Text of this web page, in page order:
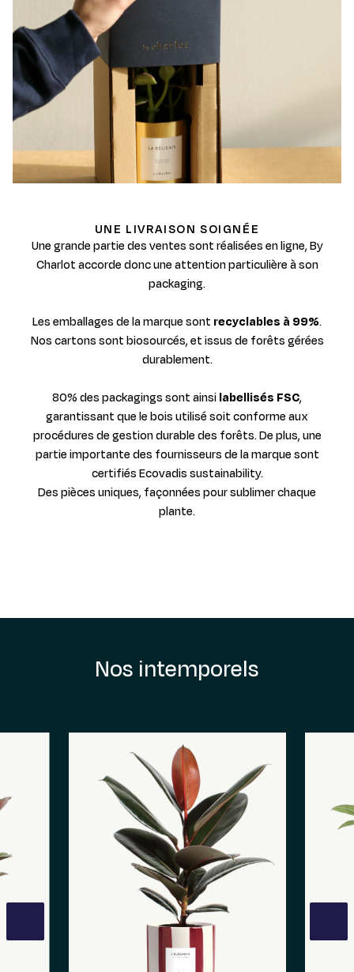
UNE LIVRAISON SOIGNÉE
Une grande partie des ventes sont réalisées en ligne, By
Charlot accorde donc une attention particulière à son
packaging.
Les emballages de la marque sont recyclables à 99%.
Nos cartons sont biosourcés, et issus de forêts gérées
durablement.
80% des packagings sont ainsilabellisés FSC,
garantissant que le bois utilisé soit conforme aux
procédures de gestion durable des forêts. De plus, une
partie importante des fournisseurs de la marque sont
certifiés Ecovadis sustainability.
Des pièces uniques, façonnées pour sublimer chaque
plante.
Nos intemporels